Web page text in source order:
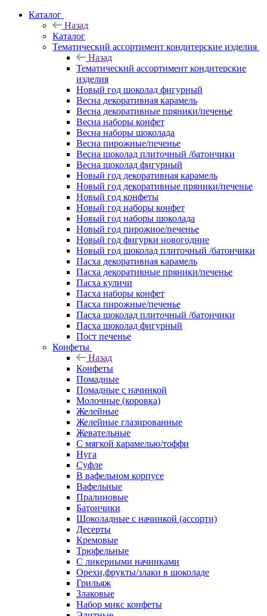
Каталог
Назад
Каталог
Тематический ассортимент кондитерские изделия
Назад
Тематический ассортимент кондитерские
изделия
Новый год шоколад фигурный
Весна декоративная карамель
Весна декоративные пряники/печенье
Весна наборы конфет
Весна наборы шоколада
Весна пирожные/печенье
Весна шоколад плиточный /батончики
Весна шоколад фигурный
Новый год декоративная карамель
Новый год декоративные пряники/печенье
Новый год конфеты
Новый год наборы конфет
Новый год наборы шоколада
Новый год пирожное/печенье
Новый год фигурки новогодние
Новый год шоколад плиточный /батончики
Пасха декоративная карамель
Пасха декоративные пряники/печенье
Пасха куличи
Пасха наборы конфет
Пасха пирожные/печенье
Пасха шоколад плиточный /батончики
Пасха шоколад фигурный
Пост печенье
Конфеты
Назад
Конфеты
Помадные
Помадные с начинкой
Молочные (коровка)
Желейные
Желейные глазированные
Жевательные
С мягкой карамелью/тоффи
Нуга
Суфле
В вафельном корпусе
Вафельные
Пралиновые
Батончики
Шоколадные с начинкой (ассорти)
Десерты
Кремовые
Трюфельные
С ликерными начинками
Орехи,фрукты/злаки в шоколаде
Грильяж
Злаковые
Набор микс конфеты